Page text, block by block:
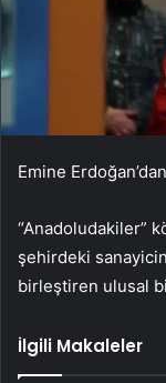
Emine
“Anadoludakiler”
şehirdeki
birleştiren ulusal
İlgili Makaleler